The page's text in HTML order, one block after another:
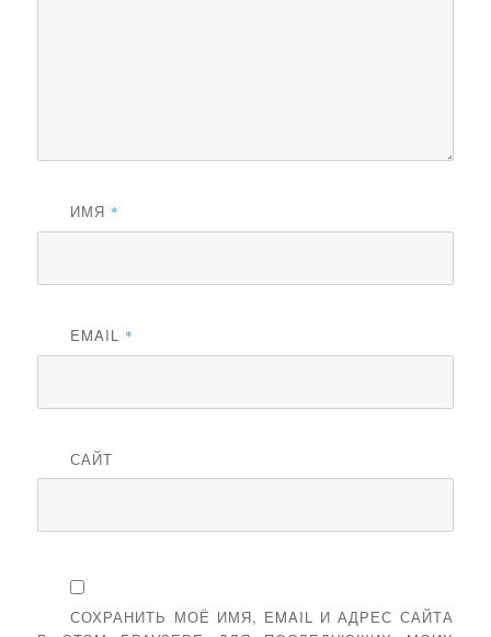
ИМЯ *
EMAIL *
САЙТ
СОХРАНИТЬ МОЁ ИМЯ, EMAIL И АДРЕС САЙТА